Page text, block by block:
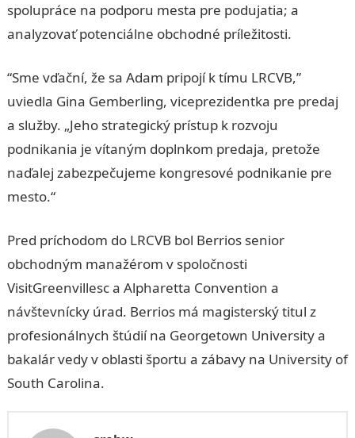
spolupráce na podporu mesta pre podujatia; a
analyzovať potenciálne obchodné príležitosti.
“Sme vďační, že sa Adam pripojí k tímu LRCVB,”
uviedla Gina Gemberling, viceprezidentka pre predaj
a služby. „Jeho strategický prístup k rozvoju
podnikania je vítaným doplnkom predaja, pretože
naďalej zabezpečujeme kongresové podnikanie pre
mesto.“
Pred príchodom do LRCVB bol Berrios senior
obchodným manažérom v spoločnosti
VisitGreenvillesc a Alpharetta Convention a
návštevnícky úrad. Berrios má magisterský titul z
profesionálnych štúdií na Georgetown University a
bakalár vedy v oblasti športu a zábavy na University of
South Carolina.